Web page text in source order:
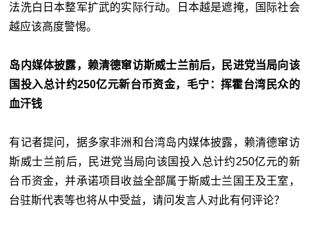
法洗白日本整军扩武的实际行动。日本越是遮掩，国际社会
越应该高度警惕。
岛内媒体披露，赖清德窜访斯威士兰前后，民进党当局向该
国投入总计约250亿元新台币资金，毛宁：挥霍台湾民众的
血汗钱
有记者提问，据多家非洲和台湾岛内媒体披露，赖清德窜访
斯威士兰前后，民进党当局向该国投入总计约250亿元的新
台币资金，并承诺项目收益全部属于斯威士兰国王及王室，
台驻斯代表等也将从中受益，请问发言人对此有何评论？